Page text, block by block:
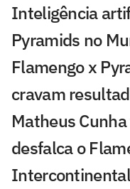
Inteligência
Pyramids no
Flamengo x
cravam
Matheus
desfalca o
Intercontinental